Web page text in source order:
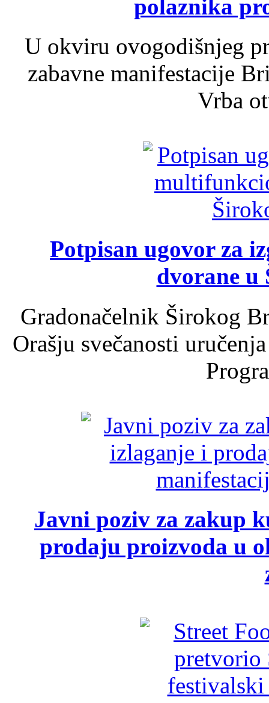
polaznika
U okviru ovogodišnjeg
zabavne manifestacije
Vrba
Potpisan ugovor za
dvorane u
Gradonačelnik Širokog
Orašju svečanosti
Javni poziv za zakup
prodaju proizvoda u